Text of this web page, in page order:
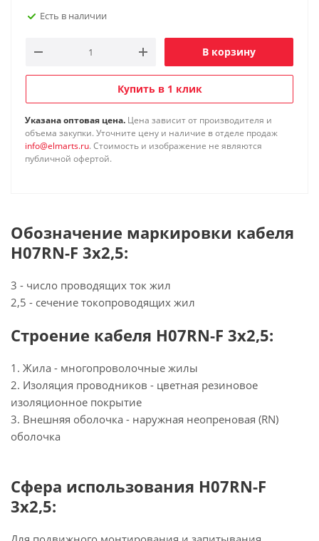
Есть в наличии
В корзину
Купить в 1 клик
Указана оптовая цена. Цена зависит от производителя и
объема закупки. Уточните цену и наличие в отделе продаж
info@elmarts.ru. Стоимость и изображение не являются
публичной офертой.
Обозначение маркировки кабеля
H07RN-F 3x2,5:
3 - число проводящих ток жил
2,5 - сечение токопроводящих жил
Строение кабеля H07RN-F 3x2,5:
1. Жила - многопроволочные жилы
2. Изоляция проводников - цветная резиновое
изоляционное покрытие
3. Внешняя оболочка - наружная неопреновая (RN)
оболочка
Сфера использования H07RN-F
3x2,5: